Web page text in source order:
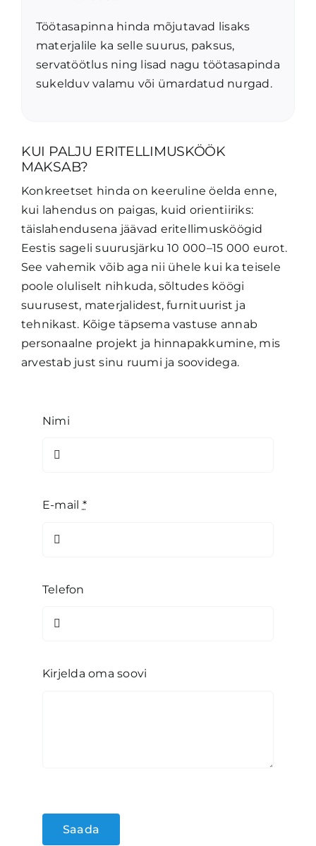
Töötasapinna hinda mõjutavad lisaks
materjalile ka selle suurus, paksus,
servatöötlus ning lisad nagu töötasapinda
sukelduv valamu või ümardatud nurgad.
KUI PALJU ERITELLIMUSKÖÖK
MAKSAB?
Konkreetset hinda on keeruline öelda enne,
kui lahendus on paigas, kuid orientiiriks:
täislahendusena jäävad eritellimusköögid
Eestis sageli suurusjärku 10 000–15 000 eurot.
See vahemik võib aga nii ühele kui ka teisele
poole oluliselt nihkuda, sõltudes köögi
suurusest, materjalidest, furnituurist ja
tehnikast. Kõige täpsema vastuse annab
personaalne projekt ja hinnapakkumine, mis
arvestab just sinu ruumi ja soovidega.
Nimi
E-mail *
Telefon
Kirjelda oma soovi
Saada